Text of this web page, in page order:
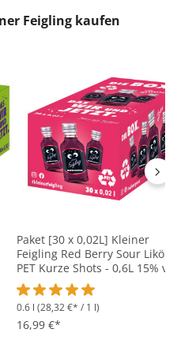
Feigling kaufen
5 von 5 Sternen
Paket [30 x 0,02L] Kleiner
Feigling Red Berry Sour Likör
PET Kurze Shots - 0,6L 15% vol
Durchschnittliche
0.6 l (28,32 €* / 1 l)
16,99 €*